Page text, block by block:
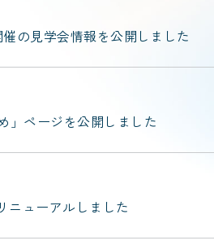
催の見学会情報を公開しました
」ページを公開しました
ニューアルしました